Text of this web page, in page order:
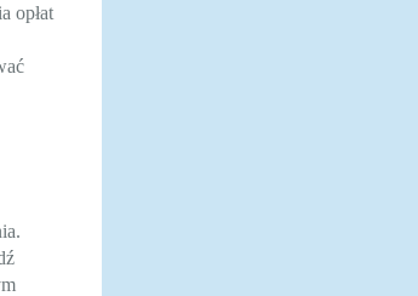
opłat